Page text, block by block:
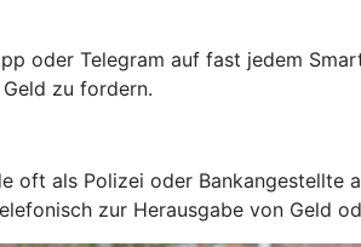
oder Telegram auf fast jedem
zu fordern.
oft als Polizei oder Bankangestellte
zur Herausgabe von Geld